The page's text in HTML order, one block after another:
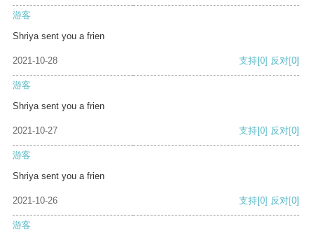
游客
Shriya sent you a frien
2021-10-28 支持[0] 反对[0]
游客
Shriya sent you a frien
2021-10-27 支持[0] 反对[0]
游客
Shriya sent you a frien
2021-10-26 支持[0] 反对[0]
游客